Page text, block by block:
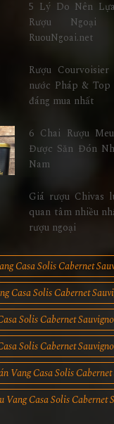
5 Lý Do Nên
Rượu
RuouNgoai.net
Rượu
nước Pháp &
đáng mua nhất
6 Chai Rượu
Được Săn Đón
Nam
Giá rượu Chivas
quan tâm nhiều
rượu ngoại
Casa Solis Cabernet
Casa Solis Cabernet
Solis Cabernet
Solis Cabernet
Vang Casa Solis
Vang Casa Solis Cabernet